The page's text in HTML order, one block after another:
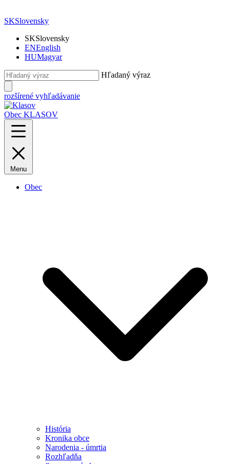
SKSlovensky
SKSlovensky
ENEnglish
HUMagyar
Hľadaný výraz
rozšírené vyhľadávanie
Obec KLASOV
Menu
Obec
História
Kronika obce
Narodenia - úmrtia
Rozhľadňa